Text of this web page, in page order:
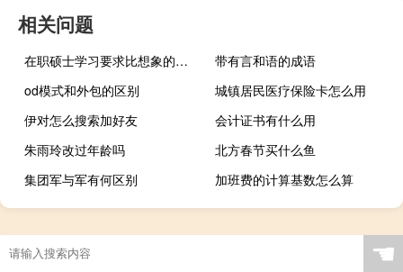
相关问题
在职硕士学习要求比想象的难很多吗
带有言和语的成语
od模式和外包的区别
城镇居民医疗保险卡怎么用
伊对怎么搜索加好友
会计证书有什么用
朱雨玲改过年龄吗
北方春节买什么鱼
集团军与军有何区别
加班费的计算基数怎么算
☚